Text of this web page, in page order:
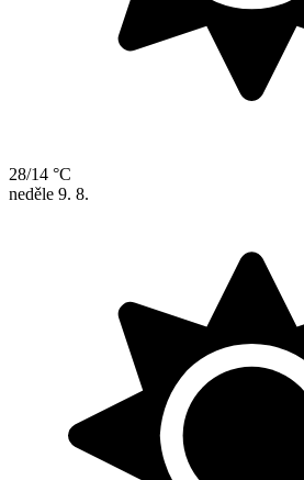
28/14 °C
neděle 9. 8.